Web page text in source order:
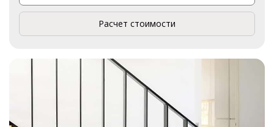
Расчет стоимости